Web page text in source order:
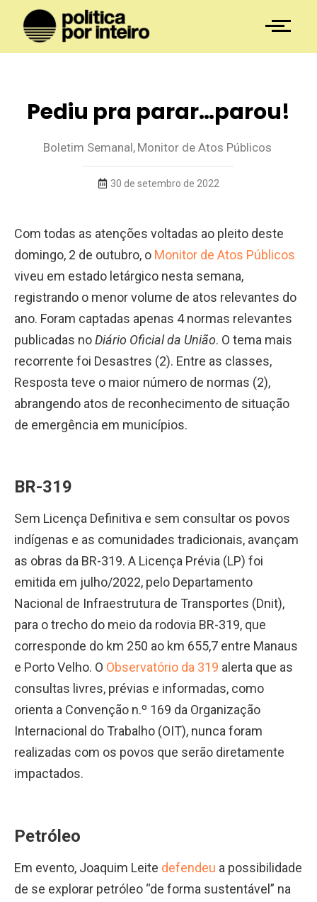
Pediu pra parar…parou!
Boletim Semanal, Monitor de Atos Públicos
30 de setembro de 2022
Com todas as atenções voltadas ao pleito deste
domingo, 2 de outubro, o Monitor de Atos Públicos
viveu em estado letárgico nesta semana,
registrando o menor volume de atos relevantes do
ano. Foram captadas apenas 4 normas relevantes
publicadas noDiário Oficial da União. O tema mais
recorrente foi Desastres (2). Entre as classes,
Resposta teve o maior número de normas (2),
abrangendo atos de reconhecimento de situação
de emergência em municípios.
BR-319
Sem Licença Definitiva e sem consultar os povos
indígenas e as comunidades tradicionais, avançam
as obras da BR-319. A Licença Prévia (LP) foi
emitida em julho/2022, pelo Departamento
Nacional de Infraestrutura de Transportes (Dnit),
para o trecho do meio da rodovia BR-319, que
corresponde do km 250 ao km 655,7 entre Manaus
e Porto Velho. O Observatório da 319 alerta que as
consultas livres, prévias e informadas, como
orienta a Convenção n.º 169 da Organização
Internacional do Trabalho (OIT), nunca foram
realizadas com os povos que serão diretamente
impactados.
Petróleo
Em evento, Joaquim Leite defendeu a possibilidade
de se explorar petróleo “de forma sustentável” na